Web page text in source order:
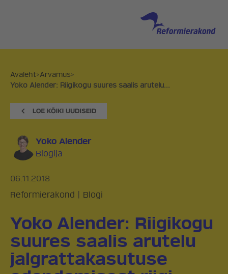
Avaleht>Arvamus>
Yoko Alender: Riigikogu suures saalis arutelu...
Yoko Alender
Blogija
06.11.2018
Reformierakond
Blogi
Yoko Alender: Riigikogu
suures saalis arutelu
jalgrattakasutuse